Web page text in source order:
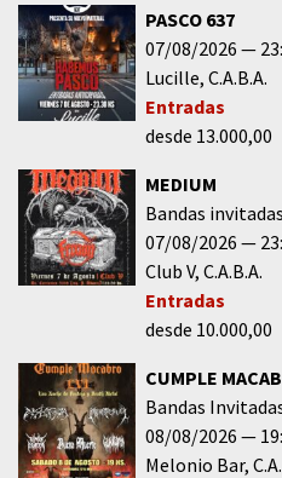
PASCO 637
07/08/2026
Lucille C.A.B.A.
Entradas
desde 13.000,00
MEDIUM
Bandas
07/08/2026
Club V C.A.B.A.
Entradas
desde 10.000,00
CUMPLE
Bandas
08/08/2026
Melonio Bar